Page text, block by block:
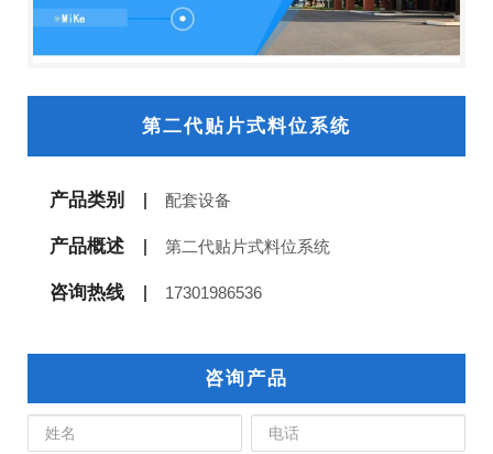
第二代贴片式料位系统
产品类别 配套设备
产品概述 第二代贴片式料位系统
咨询热线 17301986536
咨询产品